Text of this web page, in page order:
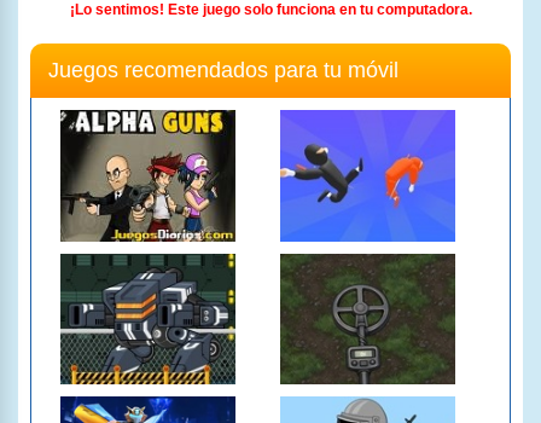
¡Lo sentimos! Este juego solo funciona en tu computadora.
Juegos recomendados para tu móvil